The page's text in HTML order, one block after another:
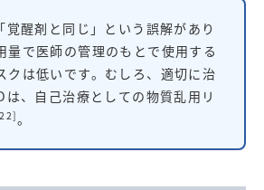
醒剤と同じ」という誤解があり
量で医師の管理のもとで使用する
クは低いです。むしろ、適切に治
、自己治療としての物質乱用リ
。